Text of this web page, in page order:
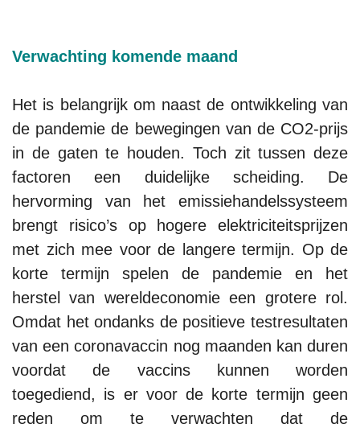
Verwachting komende maand
Het is belangrijk om naast de ontwikkeling van
de pandemie de bewegingen van de CO2-prijs
in de gaten te houden. Toch zit tussen deze
factoren een duidelijke scheiding. De
hervorming van het emissiehandelssysteem
brengt risico’s op hogere elektriciteitsprijzen
met zich mee voor de langere termijn. Op de
korte termijn spelen de pandemie en het
herstel van wereldeconomie een grotere rol.
Omdat het ondanks de positieve testresultaten
van een coronavaccin nog maanden kan duren
voordat de vaccins kunnen worden
toegediend, is er voor de korte termijn geen
reden om te verwachten dat de